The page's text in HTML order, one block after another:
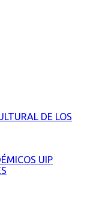
DE LOS
UIP